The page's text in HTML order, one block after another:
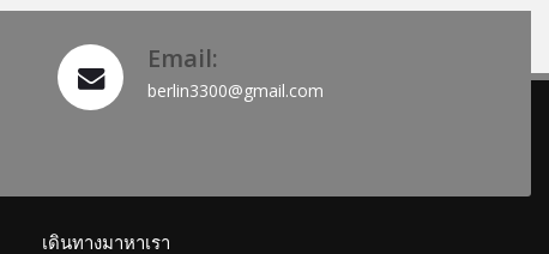
Email:
berlin3300@gmail.com
เดินทางมาหาเรา